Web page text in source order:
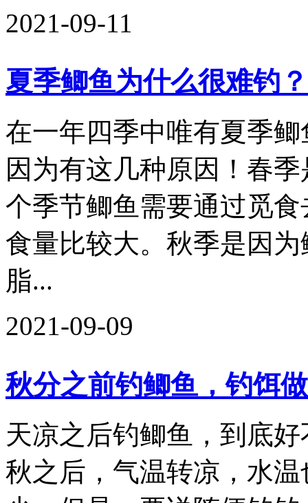
2021-09-11
夏季鲫鱼为什么很难钓
在一年四季中唯有夏季
因为有这几种原因！春
个季节鲫鱼需要通过觅
食量比较大。秋季是因
脂...
2021-09-09
秋分之前钓鲫鱼，钓饵
天凉之后钓鲫鱼，到底
秋之后，气温转凉，水